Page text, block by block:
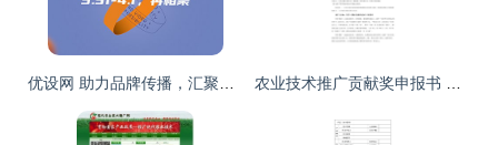
优设网 助力品牌传播，汇聚行业最强音 农业技术推广贡献奖申报书 以科技之力助推乡村振兴